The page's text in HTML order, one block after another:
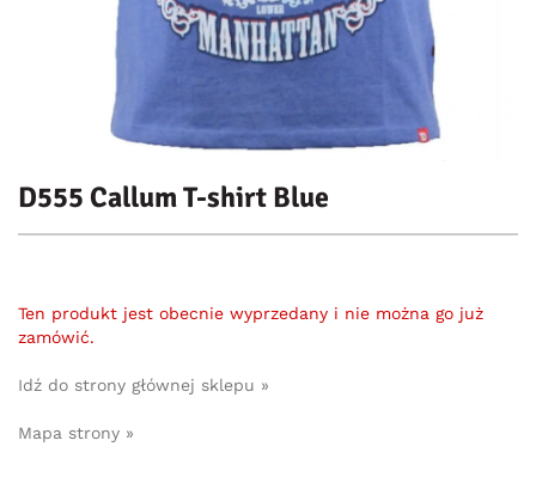
D555 Callum T-shirt Blue
Ten produkt jest obecnie wyprzedany i nie można go już
zamówić.
Idź do strony głównej sklepu »
Mapa strony »